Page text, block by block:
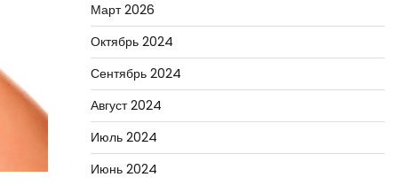
Март 2026
Октябрь 2024
Сентябрь 2024
Август 2024
Июль 2024
Июнь 2024